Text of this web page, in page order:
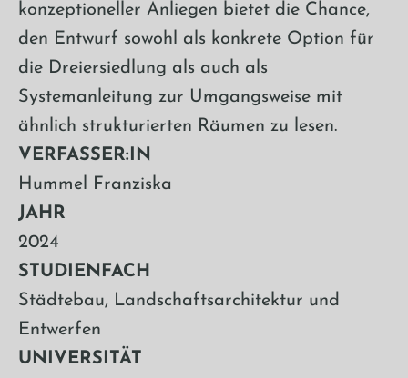
konzeptioneller Anliegen bietet die Chance,
den Entwurf sowohl als konkrete Option für
die Dreiersiedlung als auch als
Systemanleitung zur Umgangsweise mit
ähnlich strukturierten Räumen zu lesen.
VERFASSER:IN
Hummel Franziska
JAHR
2024
STUDIENFACH
Städtebau, Landschaftsarchitektur und
Entwerfen
UNIVERSITÄT